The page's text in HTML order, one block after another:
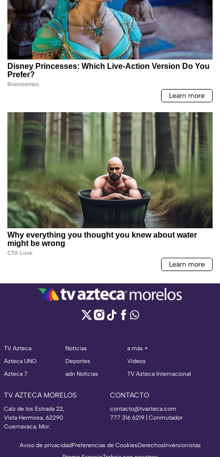
TV Azteca
Azteca UNO
Azteca 7
Noticias
Deportes
adn Noticias
a más +
Videos
TV Azteca Internacional
TV AZTECA MORELOS
Calz de los Estrada 22,
Vista Hermosa, 62290
Cuernavaca, Mor.
CONTACTO
contacto@tvazteca.com
777 316 6219 | Conmutador
Aviso de privacidadPreferencias de CookiesDerechosInversionistas